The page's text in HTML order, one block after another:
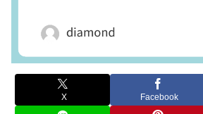
X Facebook